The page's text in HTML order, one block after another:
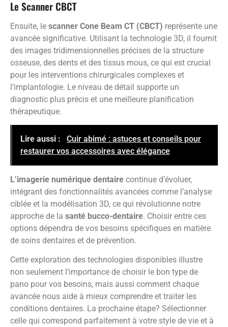
Le Scanner CBCT
Ensuite, le scanner Cone Beam CT (CBCT) représente une
avancée significative. Utilisant la technologie 3D, il fournit
des images tridimensionnelles précises de la structure
osseuse, des dents et des tissus mous, ce qui est crucial
pour les interventions chirurgicales complexes et
l’implantologie. Le niveau de détail supporte un
diagnostic plus précis et une meilleure planification
thérapeutique.
Lire aussi :
Cuir abimé : astuces et conseils pour
restaurer vos accessoires avec élégance
L’imagerie numérique dentaire continue d’évoluer,
intégrant des fonctionnalités avancées comme l’analyse
ciblée et la modélisation 3D, ce qui révolutionne notre
approche de la santé bucco-dentaire. Choisir entre ces
options dépendra de vos besoins spécifiques en matière
de soins dentaires et de prévention.
Cette exploration des technologies disponibles illustre
non seulement l’importance de choisir le bon type de
pano pour vos besoins, mais aussi comment chaque
avancée nous aide à mieux comprendre et traiter les
conditions dentaires. La prochaine étape? Sélectionner
celle qui correspond parfaitement à votre style de vie et à